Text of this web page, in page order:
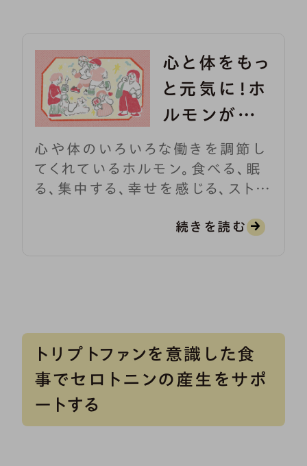
心と体をもっ
と元気に！ホ
ルモンが喜
ぶ生活習慣
心や体のいろいろな働きを調節し
てくれているホルモン。食べる、眠
る、集中する、幸せを感じる、ストレ
子どもを産み育てるなどにもホル
環境を整えておくことが大切です。
この記事では、ホルモンの力を引
き出すために知っておきたい知識
や生活習慣を紹介します。
続きを読む
トリプトファンを意識した食
事でセロトニンの産生をサポ
ートする